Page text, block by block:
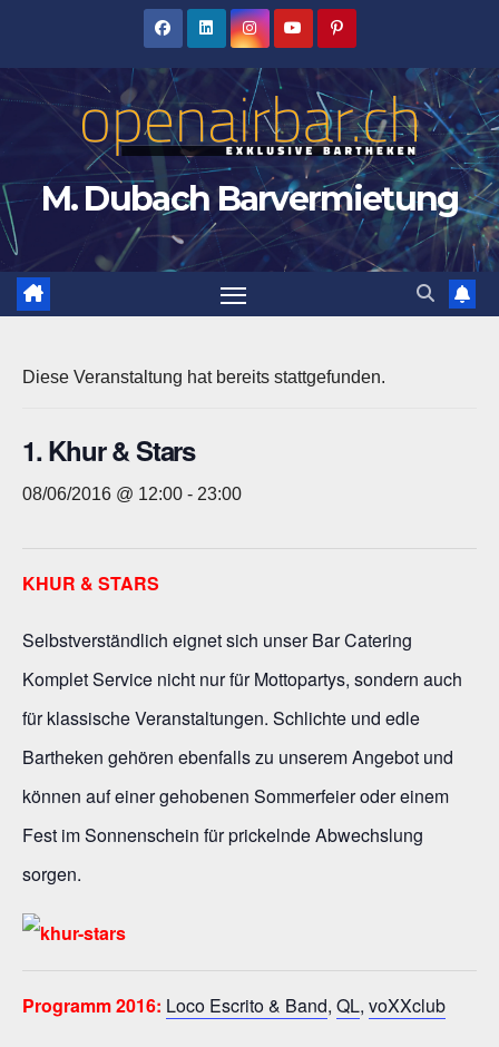
M. Dubach Barvermietung
Diese Veranstaltung hat bereits stattgefunden.
1. Khur & Stars
08/06/2016 @ 12:00 - 23:00
KHUR & STARS
Selbstverständlich eignet sich unser Bar Catering
Komplet Service nicht nur für Mottopartys, sondern auch
für klassische Veranstaltungen. Schlichte und edle
Bartheken gehören ebenfalls zu unserem Angebot und
können auf einer gehobenen Sommerfeier oder einem
Fest im Sonnenschein für prickelnde Abwechslung
sorgen.
Programm 2016: Loco Escrito & Band, QL, voXXclub